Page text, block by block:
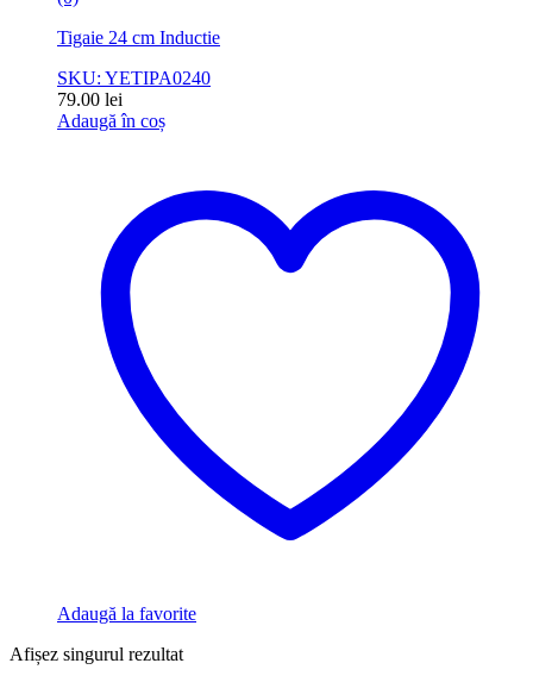
Tigaie 24 cm Inductie
SKU: YETIPA0240
79.00 lei
Adaugă în coș
Adaugă la favorite
Afișez singurul rezultat